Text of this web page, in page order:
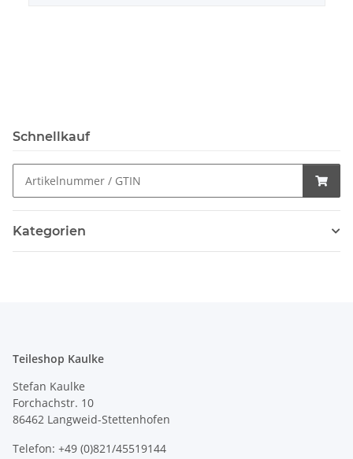
Schnellkauf
Kategorien
Teileshop Kaulke
Stefan Kaulke
Forchachstr. 10
86462 Langweid-Stettenhofen
Telefon: +49 (0)821/45519144